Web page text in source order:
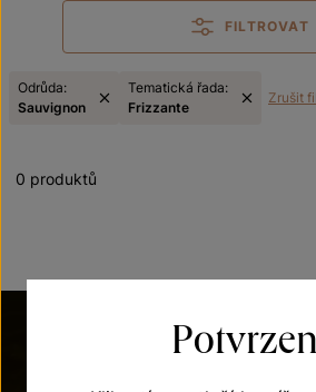
FILTROVAT
Odrůda:
Sauvignon
Tematická řada:
Frizzante
Zrušit
0 produktů